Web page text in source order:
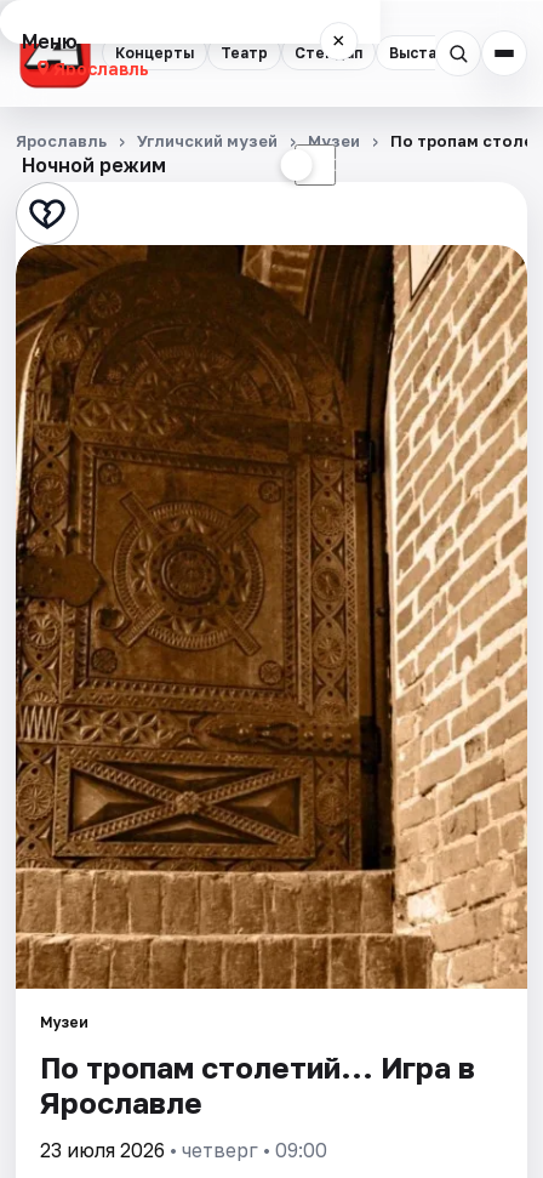
Концерты Театр Стендап Выставки
Меню ×
Ярославль
Концерты
Театр
Стендап
Выставки
Квесты
Экскурсии
События
Города
Площадки
Артисты
Рейтинги
Ночной режим ☾
Ярославль Угличский музей Музеи По тропам
Музеи
По тропам столетий... Игра в
Ярославле
23 июля 2026 • четверг • 09:00